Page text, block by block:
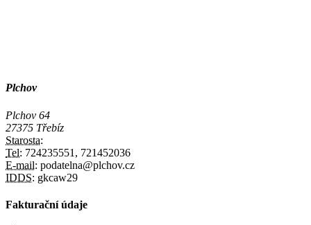
Plchov
Plchov 64
27375 Třebíz
Starosta:
Tel: 724235551, 721452036
E-mail: podatelna@plchov.cz
IDDS: gkcaw29
Fakturační údaje